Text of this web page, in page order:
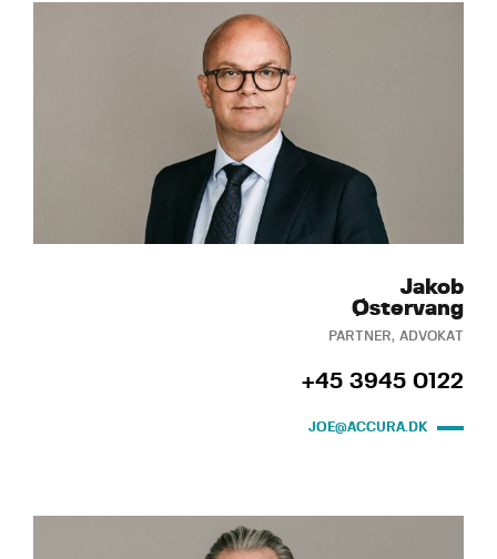
Jakob
Østervang
PARTNER, ADVOKAT
+45 3945 0122
JOE@ACCURA.DK